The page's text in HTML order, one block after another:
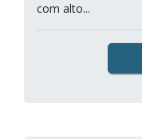
com alto...